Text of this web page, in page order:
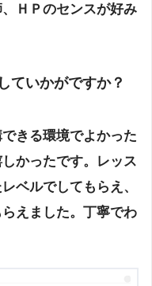
ＨＰのセンスが好み
ていかがですか？
きる環境でよかった
かったです。レッス
ベルでしてもらえ、
えました。丁寧でわ